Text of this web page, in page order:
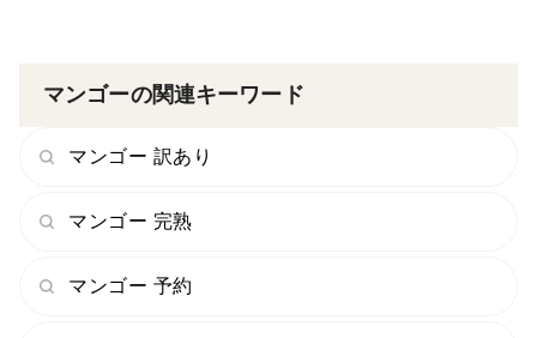
マンゴーの関連キーワード
マンゴー 訳あり
マンゴー 完熟
マンゴー 予約